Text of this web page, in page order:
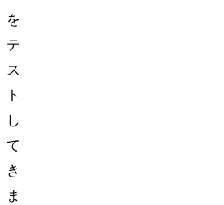
を
テ
ス
ト
し
て
き
ま